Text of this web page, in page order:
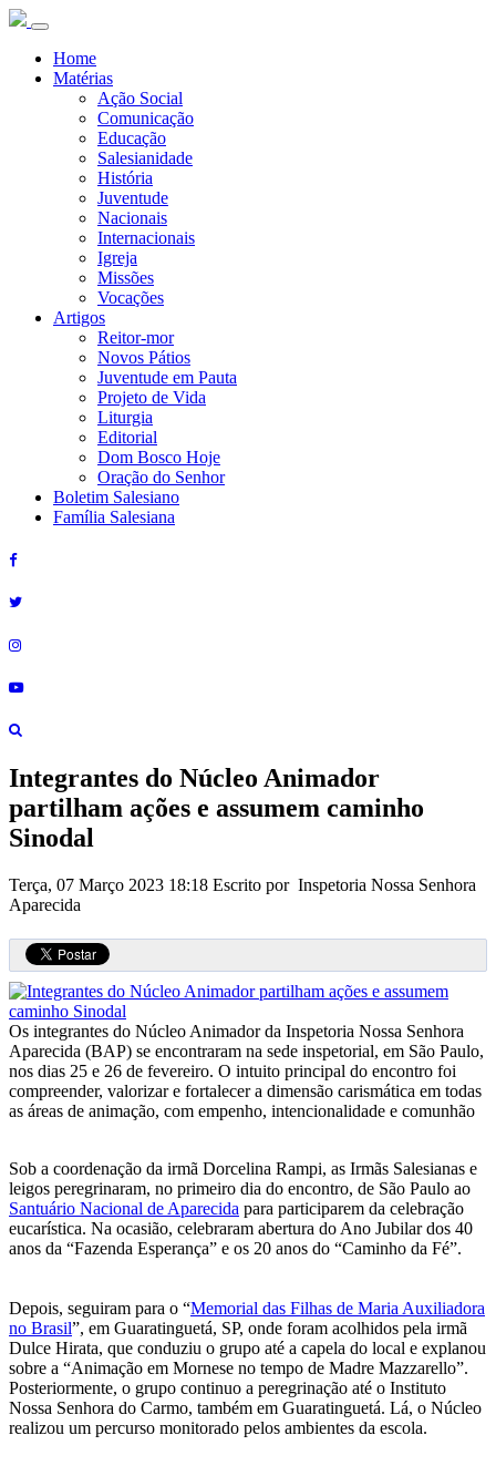
Home
Matérias
Ação Social
Comunicação
Educação
Salesianidade
História
Juventude
Nacionais
Internacionais
Igreja
Missões
Vocações
Artigos
Reitor-mor
Novos Pátios
Juventude em Pauta
Projeto de Vida
Liturgia
Editorial
Dom Bosco Hoje
Oração do Senhor
Boletim Salesiano
Família Salesiana
Integrantes do Núcleo Animador
partilham ações e assumem caminho
Sinodal
Terça, 07 Março 2023 18:18 Escrito por Inspetoria Nossa Senhora
Aparecida
Os integrantes do Núcleo Animador da Inspetoria Nossa Senhora
Aparecida (BAP) se encontraram na sede inspetorial, em São Paulo,
nos dias 25 e 26 de fevereiro. O intuito principal do encontro foi
compreender, valorizar e fortalecer a dimensão carismática em todas
as áreas de animação, com empenho, intencionalidade e comunhão
Sob a coordenação da irmã Dorcelina Rampi, as Irmãs Salesianas e
leigos peregrinaram, no primeiro dia do encontro, de São Paulo ao
Santuário Nacional de Aparecida para participarem da celebração
eucarística. Na ocasião, celebraram abertura do Ano Jubilar dos 40
anos da “Fazenda Esperança” e os 20 anos do “Caminho da Fé”.
Depois, seguiram para o “Memorial das Filhas de Maria Auxiliadora
no Brasil”, em Guaratinguetá, SP, onde foram acolhidos pela irmã
Dulce Hirata, que conduziu o grupo até a capela do local e explanou
sobre a “Animação em Mornese no tempo de Madre Mazzarello”.
Posteriormente, o grupo continuo a peregrinação até o Instituto
Nossa Senhora do Carmo, também em Guaratinguetá. Lá, o Núcleo
realizou um percurso monitorado pelos ambientes da escola.